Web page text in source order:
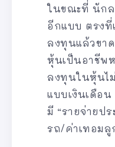
ในขณะที่ นักล
อีกแบบ ตรงที่
ลงทุนแล้วขา
หุ้นเป็นอาชีพ
ลงทุนในหุ้นไม่
แบบเงินเดือน
มี “รายจ่ายป
รถ/ค่าเทอมลู